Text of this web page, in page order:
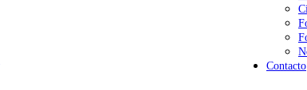
Contacto